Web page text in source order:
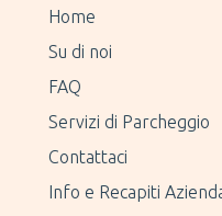
Home
Su di noi
FAQ
Servizi di Parcheggio
Contattaci
Info e Recapiti